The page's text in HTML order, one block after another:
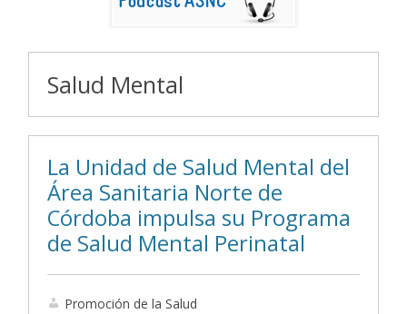
Salud Mental
La Unidad de Salud Mental del
Área Sanitaria Norte de
Córdoba impulsa su Programa
de Salud Mental Perinatal
Promoción de la Salud